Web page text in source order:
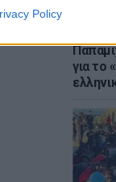
Policy
22
για το